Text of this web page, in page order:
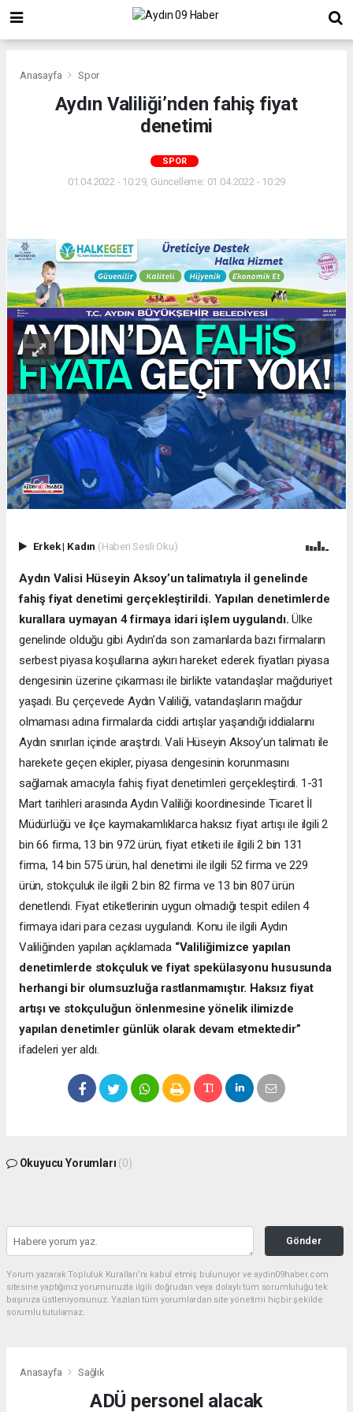
Anasayfa Spor
Aydın Valiliği’nden fahiş fiyat
denetimi
SPOR
01.04.2022 - 10:29, Güncelleme: 01.04.2022 - 10:29
Erkek| Kadın (Haberi Sesli Oku)
Aydın Valisi Hüseyin Aksoy’un talimatıyla il genelinde
fahiş fiyat denetimi gerçekleştirildi. Yapılan denetimlerde
kurallara uymayan 4 firmaya idari işlem uygulandı. Ülke
genelinde olduğu gibi Aydın’da son zamanlarda bazı firmaların
serbest piyasa koşullarına aykırı hareket ederek fiyatları piyasa
dengesinin üzerine çıkarması ile birlikte vatandaşlar mağduriyet
yaşadı. Bu çerçevede Aydın Valiliği, vatandaşların mağdur
olmaması adına firmalarda ciddi artışlar yaşandığı iddialarını
Aydın sınırları içinde araştırdı. Vali Hüseyin Aksoy’un talimatı ile
harekete geçen ekipler, piyasa dengesinin korunmasını
sağlamak amacıyla fahiş fiyat denetimleri gerçekleştirdi. 1-31
Mart tarihleri arasında Aydın Valiliği koordinesinde Ticaret İl
Müdürlüğü ve ilçe kaymakamlıklarca haksız fiyat artışı ile ilgili 2
bin 66 firma, 13 bin 972 ürün, fiyat etiketi ile ilgili 2 bin 131
firma, 14 bin 575 ürün, hal denetimi ile ilgili 52 firma ve 229
ürün, stokçuluk ile ilgili 2 bin 82 firma ve 13 bin 807 ürün
denetlendi. Fiyat etiketlerinin uygun olmadığı tespit edilen 4
firmaya idari para cezası uygulandı. Konu ile ilgili Aydın
Valiliğinden yapılan açıklamada “Valiliğimizce yapılan
denetimlerde stokçuluk ve fiyat spekülasyonu hususunda
herhangi bir olumsuzluğa rastlanmamıştır. Haksız fiyat
artışı ve stokçuluğun önlenmesine yönelik ilimizde
yapılan denetimler günlük olarak devam etmektedir”
ifadeleri yer aldı.
Okuyucu Yorumları (0)
Gönder
Yorum yazarak Topluluk Kuralları’nı kabul etmiş bulunuyor ve aydin09haber.com
sitesine yaptığınız yorumunuzla ilgili doğrudan veya dolaylı tüm sorumluluğu tek
başınıza üstleniyorsunuz. Yazılan tüm yorumlardan site yönetimi hiçbir şekilde
sorumlu tutulamaz.
Anasayfa Sağlık
ADÜ personel alacak